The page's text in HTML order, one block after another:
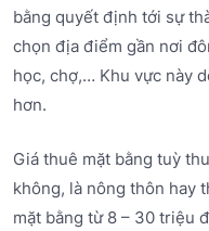
bằng quyết định tới sự
chọn địa điểm gần nơi
học, chợ,… Khu vực này
hơn.
Giá thuê mặt bằng tuỳ
không, là nông thôn hay
mặt bằng từ 8 – 30 triệu